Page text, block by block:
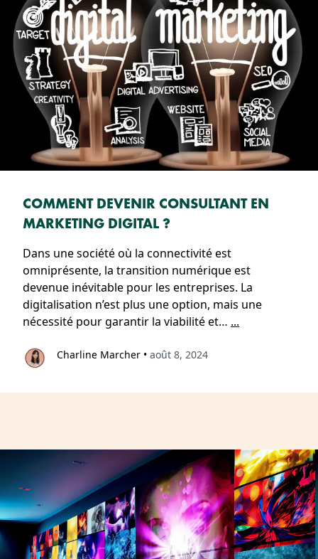
COMMENT DEVENIR CONSULTANT EN
MARKETING DIGITAL ?
Dans une société où la connectivité est
omniprésente, la transition numérique est
devenue inévitable pour les entreprises. La
digitalisation n’est plus une option, mais une
nécessité pour garantir la viabilité et… ...
Charline Marcher • août 8, 2024